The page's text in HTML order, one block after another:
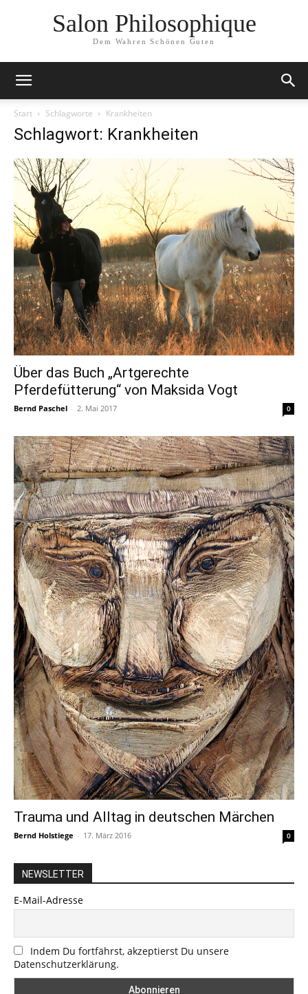
Salon Philosophique
Dem Wahren Schönen Guten
Start Schlagworte Krankheiten
Schlagwort: Krankheiten
Über das Buch „Artgerechte
Pferdefütterung“ von Maksida Vogt
Bernd Paschel - 2. Mai 2017 0
Trauma und Alltag in deutschen Märchen
Bernd Holstiege - 17. März 2016 0
NEWSLETTER
E-Mail-Adresse
Indem Du fortfährst, akzeptierst Du unsere
Datenschutzerklärung.